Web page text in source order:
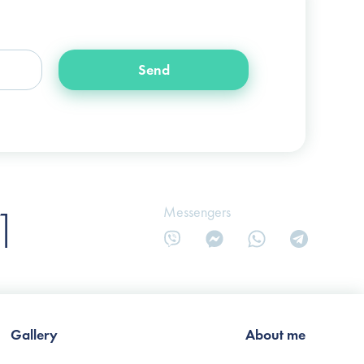
info@slosser.com.ua
Send
Messengers
Gallery
About me